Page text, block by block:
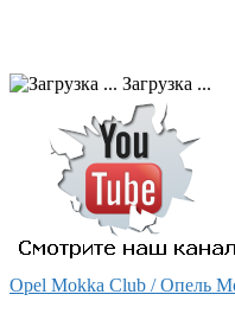
Загрузка ...
Opel Mokka Club / Опель